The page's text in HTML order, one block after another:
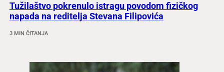
Tužilaštvo pokrenulo istragu povodom fizičkog
napada na reditelja Stevana Filipovića
3 MIN ČITANJA